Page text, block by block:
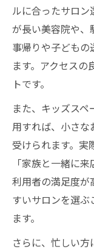
ルに合ったサロ
が長い美容院や、
事帰りや子どもの
ます。アクセス
トです。
また、キッズス
用すれば、小さ
受けられます。実
「家族と一緒に
利用者の満足度が
すいサロンを選
ます。
さらに、忙しい